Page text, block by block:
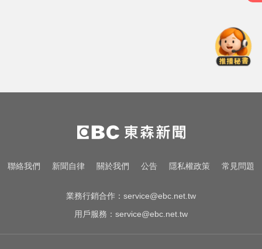
赴菲「綁架撕票」千萬贖金救不回
那斯達克啟動「全球交易時間」 美
股每日最長交易23小時
出國注意！2國拒台人入境、扣護照
聯絡我們 新聞自律 關於我們 公告 隱私權政策 常見問題
業務行銷合作： service@ebc.net.tw
用戶服務： service@ebc.net.tw